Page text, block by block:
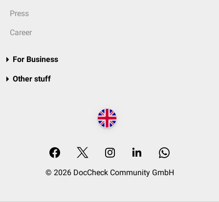
Press
Career
For Business
Other stuff
© 2026 DocCheck Community GmbH